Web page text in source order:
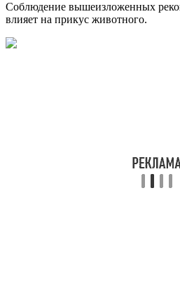
Соблюдение вышеизложенных
влияет на прикус животного.